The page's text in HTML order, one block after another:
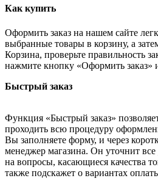
Как купить
Оформить заказ на нашем сайте
выбранные товары в корзину, а
Корзина, проверьте правильность
нажмите кнопку «Оформить заказ»
Быстрый заказ
Функция «Быстрый заказ»
проходить всю процедуру
Вы заполняете форму, и через
менеджер магазина. Он уточнит все
на вопросы, касающиеся качества
также подскажет о вариантах